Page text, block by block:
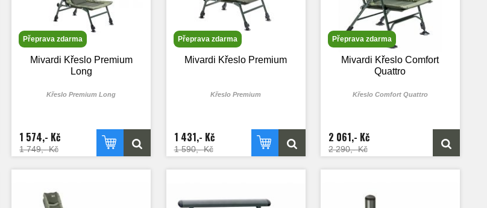
Přeprava zdarma
Mivardi Křeslo Premium
Long
Křeslo Premium Long
1 574,- Kč
1 749,- Kč
Přeprava zdarma
Mivardi Křeslo Premium
Křeslo Premium
1 431,- Kč
1 590,- Kč
Přeprava zdarma
Mivardi Křeslo Comfort
Quattro
Křeslo Comfort Quattro
2 061,- Kč
2 290,- Kč